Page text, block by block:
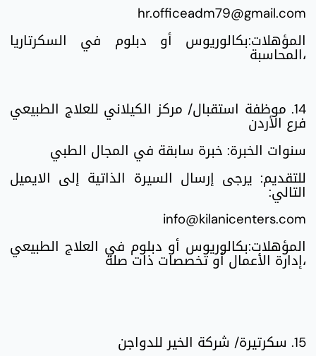
hr.officeadm79@gmail.com
المؤهلات:بكالوريوس أو دبلوم في السكرتاريا
،المحاسبة
14. موظفة استقبال/ مركز الكيلاني للعلاج الطبيعي
فرع الأردن
سنوات الخبرة: خبرة سابقة في المجال الطبي
للتقديم: يرجى إرسال السيرة الذاتية إلى الايميل
التالي:
info@kilanicenters.com
المؤهلات:بكالوريوس أو دبلوم في العلاج الطبيعي
،إدارة الأعمال أو تخصصات ذات صلة
15. سكرتيرة/ شركة الخير للدواجن